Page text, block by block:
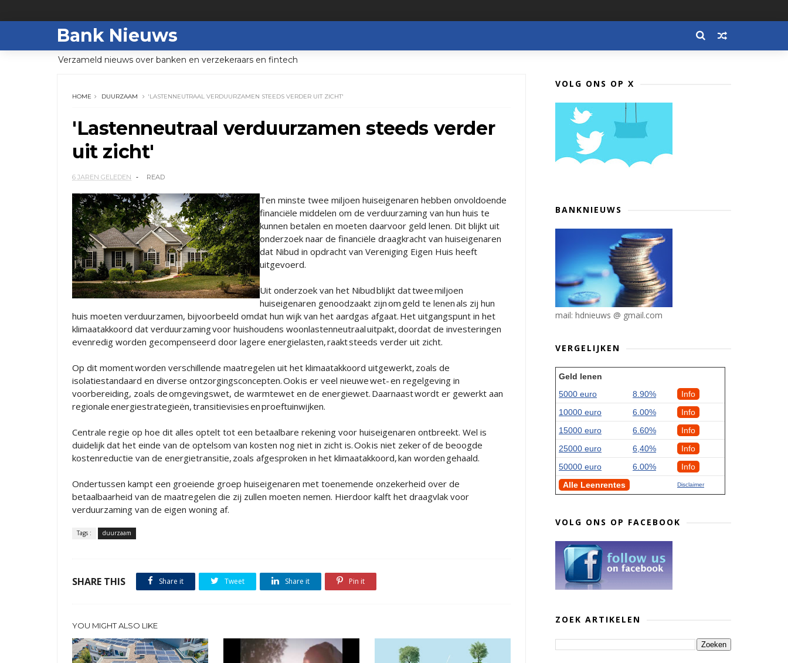
Bank Nieuws
Verzameld nieuws over banken en verzekeraars en fintech
HOME DUURZAAM 'LASTENNEUTRAAL VERDUURZAMEN STEEDS VERDER UIT ZICHT'
'Lastenneutraal verduurzamen steeds verder
uit zicht'
6 JAREN GELEDEN READ
Ten minste twee miljoen huiseigenaren hebben onvoldoende
financiële middelen om de verduurzaming van hun huis te
kunnen betalen en moeten daarvoor geld lenen. Dit blijkt uit
onderzoek naar de financiële draagkracht van huiseigenaren
dat Nibud in opdracht van Vereniging Eigen Huis heeft
uitgevoerd.
Uit onderzoek van het Nibud blijkt dat twee miljoen
huiseigenaren genoodzaakt zijn om geld te lenen als zij hun
huis moeten verduurzamen, bijvoorbeeld omdat hun wijk van het aardgas afgaat. Het uitgangspunt in het
klimaatakkoord dat verduurzaming voor huishoudens woonlastenneutraal uitpakt, doordat de investeringen
evenredig worden gecompenseerd door lagere energielasten, raakt steeds verder uit zicht.
Op dit moment worden verschillende maatregelen uit het klimaatakkoord uitgewerkt, zoals de
isolatiestandaard en diverse ontzorgingsconcepten. Ook is er veel nieuwe wet- en regelgeving in
voorbereiding, zoals de omgevingswet, de warmtewet en de energiewet. Daarnaast wordt er gewerkt aan
regionale energiestrategieën, transitievisies en proeftuinwijken.
Centrale regie op hoe dit alles optelt tot een betaalbare rekening voor huiseigenaren ontbreekt. Wel is
duidelijk dat het einde van de optelsom van kosten nog niet in zicht is. Ook is niet zeker of de beoogde
kostenreductie van de energietransitie, zoals afgesproken in het klimaatakkoord, kan worden gehaald.
Ondertussen kampt een groeiende groep huiseigenaren met toenemende onzekerheid over de
betaalbaarheid van de maatregelen die zij zullen moeten nemen. Hierdoor kalft het draagvlak voor
verduurzaming van de eigen woning af.
Tags : duurzaam
SHARE THIS Share it Tweet Share it Pin it
YOU MIGHT ALSO LIKE
VOLG ONS OP X
BANKNIEUWS
mail: hdnieuws @ gmail.com
VERGELIJKEN
Geld lenen
5000 euro
8.90%
Info
10000 euro
6.00%
Info
15000 euro
6.60%
Info
25000 euro
6,40%
Info
50000 euro
6.00%
Info
Alle Leenrentes
Disclaimer
VOLG ONS OP FACEBOOK
ZOEK ARTIKELEN